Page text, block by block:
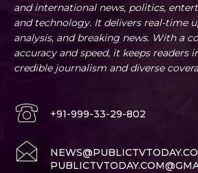
and international news, politics,
and technology. It delivers real-time
analysis, and breaking news. With a
accuracy and speed, it keeps readers
credible journalism and diverse
+91-999-33-29-802